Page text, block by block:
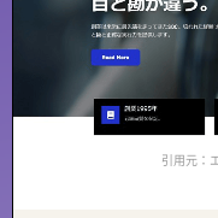
引用元：